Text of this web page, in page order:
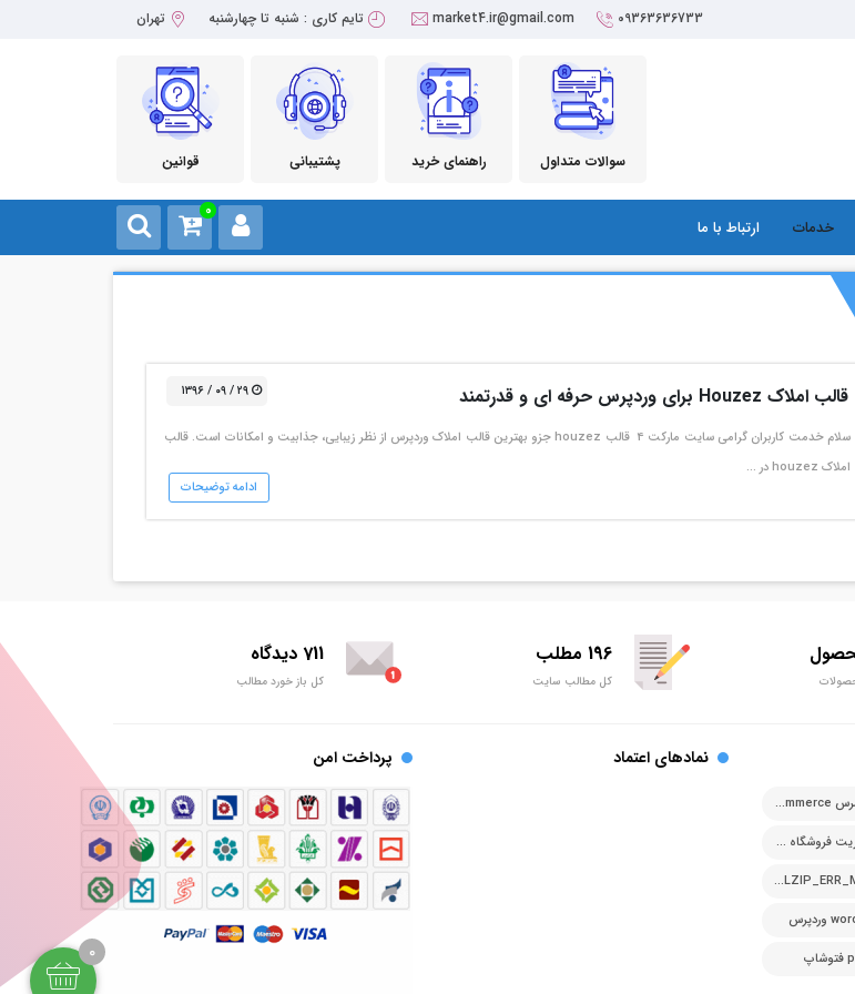
09363636733
market4.ir@gmail.com تایم کاری : شنبه تا چهارشنبه تهران
قوانین پشتیبانی راهنمای خرید سوالات متداول
خدمات ارتباط با ما
0
قالب املاک Houzez برای وردپرس حرفه ای و قدرتمند ۲۹ / ۰۹ / ۱۳۹۶
سلام خدمت کاربران گرامی سایت مارکت 4 قالب houzez جزو بهترین قالب املاک وردپرس از نظر زیبایی، جذابیت و امکانات است. قالب
املاک houzez در …
ادامه توضیحات
196 مطلب
کل مطالب سایت
711 دیدگاه
کل باز خورد مطالب
درگاه پرداخت الکترونیک برای ووکامرس woocommerce
اصل های برتر برای موفقیت در مدیریت فروشگاه آنلاین
رفع ارور خطای PCLZIP_ERR_MISSING_FILE (-4)
نمادهای اعتماد پرداخت امن
0